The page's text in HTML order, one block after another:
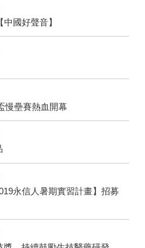
國好聲音】
慢壘賽熱血開幕
永信人暑期實習計畫】招募